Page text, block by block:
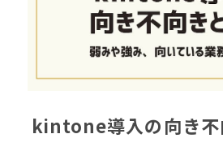
kintone導入の向き不